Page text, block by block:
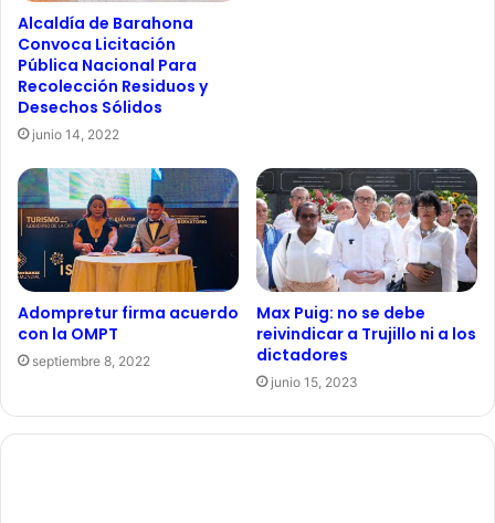
Alcaldía de Barahona
Convoca Licitación
Pública Nacional Para
Recolección Residuos y
Desechos Sólidos
junio 14, 2022
Adompretur firma acuerdo
con la OMPT
septiembre 8, 2022
Max Puig: no se debe
reivindicar a Trujillo ni a los
dictadores
junio 15, 2023